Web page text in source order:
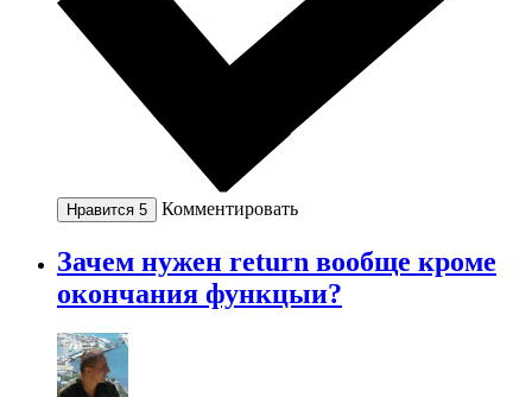
Нравится 5 Комментировать
Зачем нужен return вообще кроме
окончания функцыи?